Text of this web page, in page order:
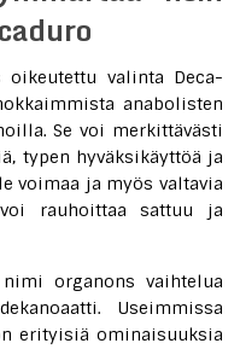
valinta Deca-
anabolisten
Se voi merkittävästi
typen hyväksikäyttöä ja
voimaa ja myös valtavia
rauhoittaa sattuu ja
organons vaihtelua
Useimmissa
erityisiä ominaisuuksia